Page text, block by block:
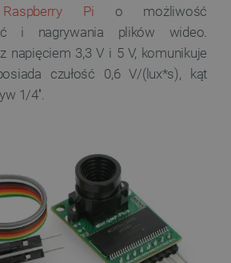
Pi o możliwość
i nagrywania plików wideo.
napięciem 3,3 V i 5 V, komunikuje
czułość 0,6 V/(lux*s), kąt
1/4''.